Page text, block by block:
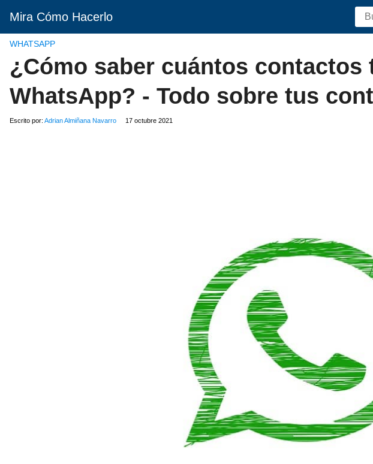
Mira Cómo Hacerlo
WHATSAPP
¿Cómo saber cuántos contactos
WhatsApp? - Todo sobre tus
Escrito por: Adrian Almiñana Navarro 17 octubre 2021